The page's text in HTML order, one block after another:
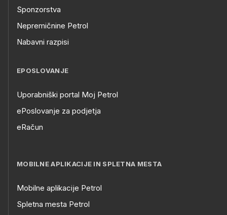
Sponzorstva
Nepremičnine Petrol
Nabavni razpisi
EPOSLOVANJE
Uporabniški portal Moj Petrol
ePoslovanje za podjetja
eRačun
MOBILNE APLIKACIJE IN SPLETNA MESTA
Mobilne aplikacije Petrol
Spletna mesta Petrol